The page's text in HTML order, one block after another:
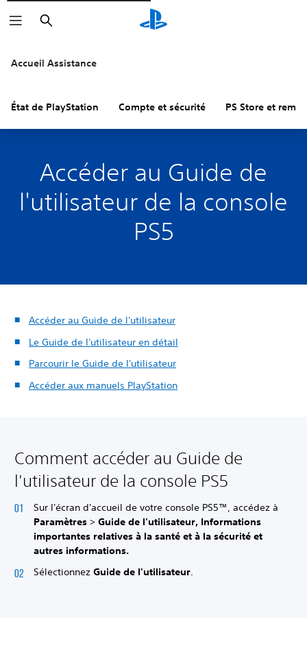
Rechercher
Accueil Assistance
État de PlayStation Compte et sécurité PS Store et
Accéder au Guide de
l'utilisateur de la console
PS5
Accéder au Guide de l'utilisateur
Le Guide de l'utilisateur en détail
Parcourir le Guide de l'utilisateur
Accéder aux manuels PlayStation
Comment accéder au Guide de
l'utilisateur de la console PS5
Sur l'écran d'accueil de votre console PS5™, accédez à
Paramètres > Guide de l'utilisateur, Informations
importantes relatives à la santé et à la sécurité et
autres informations.
Sélectionnez Guide de l'utilisateur.